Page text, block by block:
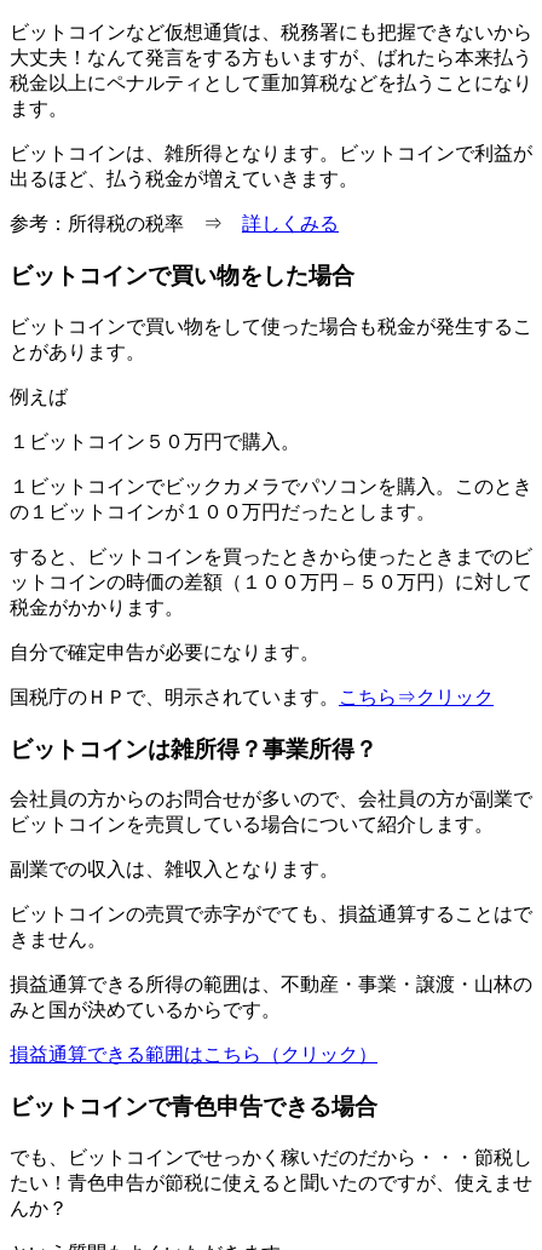
ビットコインなど仮想通貨は、税務署にも把握できないから
大丈夫！なんて発言をする方もいますが、ばれたら本来払う
税金以上にペナルティとして重加算税などを払うことになり
ます。
ビットコインは、雑所得となります。ビットコインで利益が
出るほど、払う税金が増えていきます。
参考：所得税の税率 ⇒ 詳しくみる
ビットコインで買い物をした場合
ビットコインで買い物をして使った場合も税金が発生するこ
とがあります。
例えば
１ビットコイン５０万円で購入。
１ビットコインでビックカメラでパソコンを購入。このとき
の１ビットコインが１００万円だったとします。
すると、ビットコインを買ったときから使ったときまでのビ
ットコインの時価の差額（１００万円 – ５０万円）に対して
税金がかかります。
自分で確定申告が必要になります。
国税庁のＨＰで、明示されています。 こちら⇒クリック
ビットコインは雑所得？事業所得？
会社員の方からのお問合せが多いので、会社員の方が副業で
ビットコインを売買している場合について紹介します。
副業での収入は、雑収入となります。
ビットコインの売買で赤字がでても、損益通算することはで
きません。
損益通算できる所得の範囲は、不動産・事業・譲渡・山林の
みと国が決めているからです。
損益通算できる範囲はこちら（クリック）
ビットコインで青色申告できる場合
でも、ビットコインでせっかく稼いだのだから・・・節税し
たい！青色申告が節税に使えると聞いたのですが、使えませ
んか？